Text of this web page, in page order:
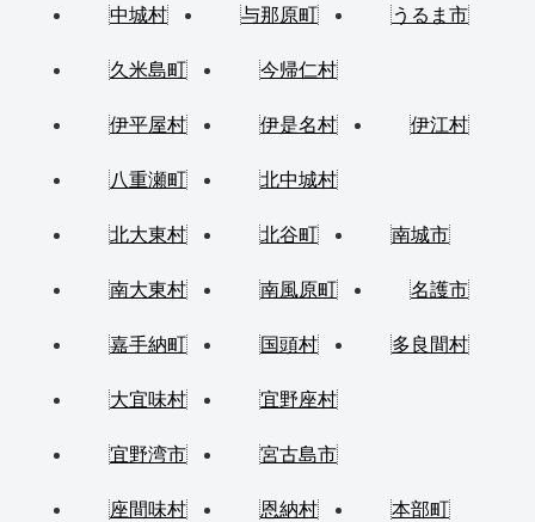
中城村 与那原町 うるま市
久米島町 今帰仁村
伊平屋村 伊是名村 伊江村
八重瀬町 北中城村
北大東村 北谷町 南城市
南大東村 南風原町 名護市
嘉手納町 国頭村 多良間村
大宜味村 宜野座村
宜野湾市 宮古島市
座間味村 恩納村 本部町